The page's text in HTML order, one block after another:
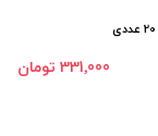
331٬000 تومان